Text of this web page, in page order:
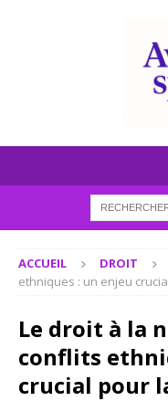
ACCUEIL DROIT
ethniques : un enjeu
Le droit à la
conflits
crucial pour